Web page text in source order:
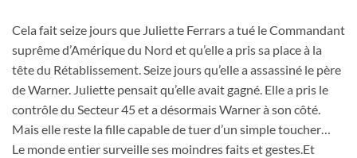
Cela fait seize jours que Juliette Ferrars a tué le Commandant
suprême d’Amérique du Nord et qu’elle a pris sa place à la
tête du Rétablissement. Seize jours qu’elle a assassiné le père
de Warner. Juliette pensait qu’elle avait gagné. Elle a pris le
contrôle du Secteur 45 et a désormais Warner à son côté.
Mais elle reste la fille capable de tuer d’un simple toucher…
Le monde entier surveille ses moindres faits et gestes.Et